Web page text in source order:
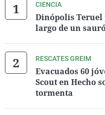
CIENCIA
Dinópolis Teruel
largo de un
RESCATES GREIM
Evacuados 60
Scout en Hecho
tormenta